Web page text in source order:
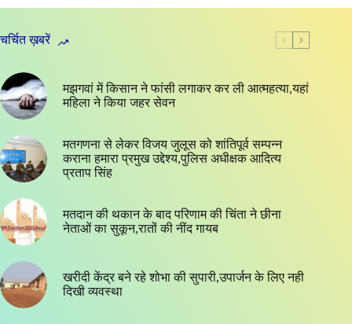
चर्चित ख़बरें
मझगवां में किसान ने फांसी लगाकर कर ली आत्महत्या,यहां
महिला ने किया जहर सेवन
मतगणना से लेकर विजय जुलूस को शांतिपूर्व सम्पन्न
कराना हमारा प्रमुख उद्देश्य,पुलिस अधीक्षक आदित्य
प्रताप सिंह
मतदान की थकान के बाद परिणाम की चिंता ने छीना
नेताओं का सुकून,रातों की नींद गायब
खरीदी केंद्र बने रहे शोभा की सुपारी,उपार्जन के लिए नही
दिखी व्यवस्था